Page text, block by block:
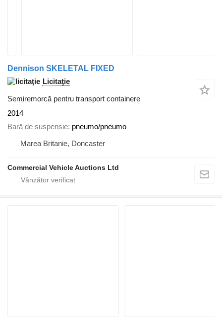
Dennison SKELETAL FIXED
Licitaţie
Semiremorcă pentru transport containere
2014
Bară de suspensie pneumo/pneumo
Marea Britanie, Doncaster
Commercial Vehicle Auctions Ltd